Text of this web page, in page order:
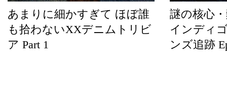
あまりに細かすぎて ほぼ誰
も拾わないXXデニムトリビ
ア Part 1
謎の核心
インディ
ンズ追跡